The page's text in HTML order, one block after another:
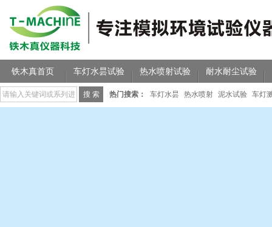
铁木真首页 车灯水昙试验 热水喷射试验 耐水耐尘试验
热门搜索： 车灯水昙 热水喷射 泥水试验 车灯